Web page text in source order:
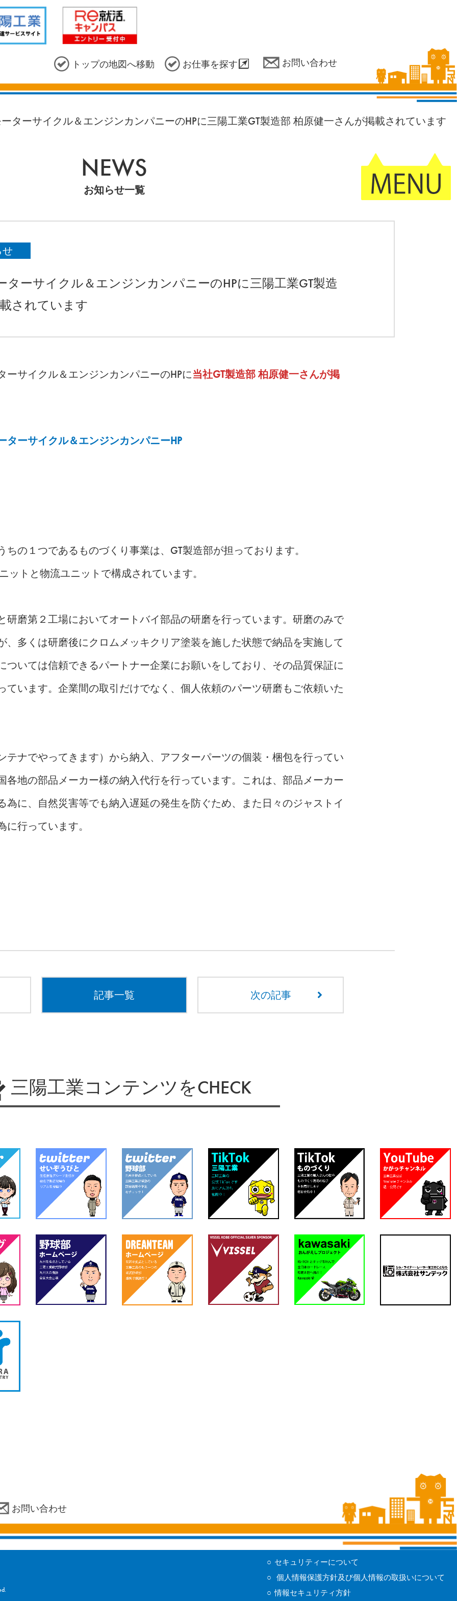
トップの地図へ移動 お仕事を探す お問い合わせ
ターサイクル＆エンジンカンパニーのHPに三陽工業GT製造部 柏原健一さんが掲載されています
NEWS
お知らせ一覧
ターサイクル＆エンジンカンパニーのHPに三陽工業GT製造
されています
せ
ーサイクル＆エンジンカンパニーのHPに当社GT製造部 柏原健一さんが掲
ターサイクル＆エンジンカンパニーHP
の１つであるものづくり事業は、GT製造部が担っております。
ットと物流ユニットで構成されています。
研磨第２工場においてオートバイ部品の研磨を行っています。研磨のみで
、多くは研磨後にクロムメッキクリア塗装を施した状態で納品を実施して
ついては信頼できるパートナー企業にお願いをしており、その品質保証に
ています。企業間の取引だけでなく、個人依頼のパーツ研磨もご依頼いた
テナでやってきます）から納入、アフターパーツの個装・梱包を行ってい
各地の部品メーカー様の納入代行を行っています。これは、部品メーカー
為に、自然災害等でも納入遅延の発生を防ぐため、また日々のジャストイ
行っています。
次の記事
記事一覧
三陽工業コンテンツをCHECK
お問い合わせ
セキュリティーについて
個人情報保護方針及び個人情報の取扱いについて
情報セキュリティ方針